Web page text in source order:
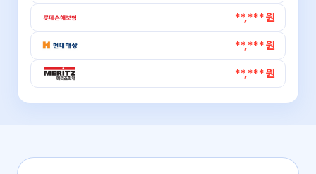
**,*** 원
**,*** 원
**,*** 원